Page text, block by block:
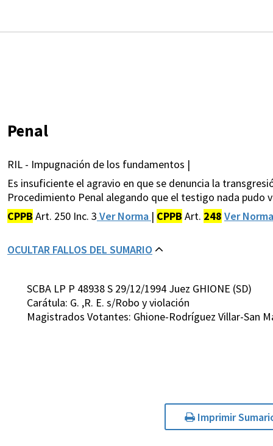
Penal
RIL - Impugnación de los fundamentos |
Es insuficiente el agravio en que se denuncia la
Procedimiento Penal alegando que el testigo nada pudo
CPPB Art. 250 Inc. 3 Ver Norma | CPPB Art. 248 Ver
OCULTAR FALLOS DEL SUMARIO
SCBA LP P 48938 S 29/12/1994 Juez GHIONE (SD)
Carátula: G. ,R. E. s/Robo y violación
Magistrados Votantes: Ghione-Rodríguez Villar-San
Imprimir